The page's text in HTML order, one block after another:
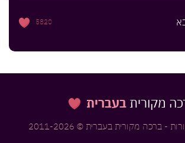
5820
- ברכה מקורית בעברית © 2011-2026
מקורית בעברית